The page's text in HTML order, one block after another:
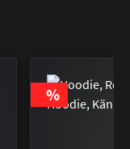
RABATT
%